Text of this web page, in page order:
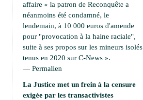
affaire « la patron de Reconquête a
néanmoins été condamné, le
lendemain, à 10 000 euros d'amende
pour "provocation à la haine raciale",
suite à ses propos sur les mineurs isolés
tenus en 2020 sur C-News ».
— Permalien
La Justice met un frein à la censure
exigée par les transactivistes